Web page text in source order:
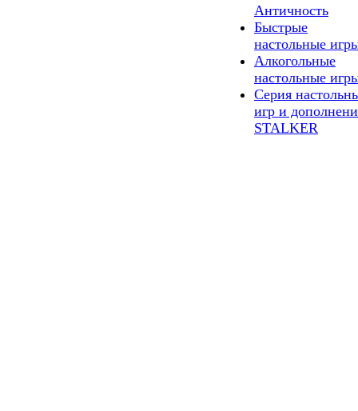
Античность
Быстрые
настольные
Алкогольные
настольные
Серия
игр и
STALKER